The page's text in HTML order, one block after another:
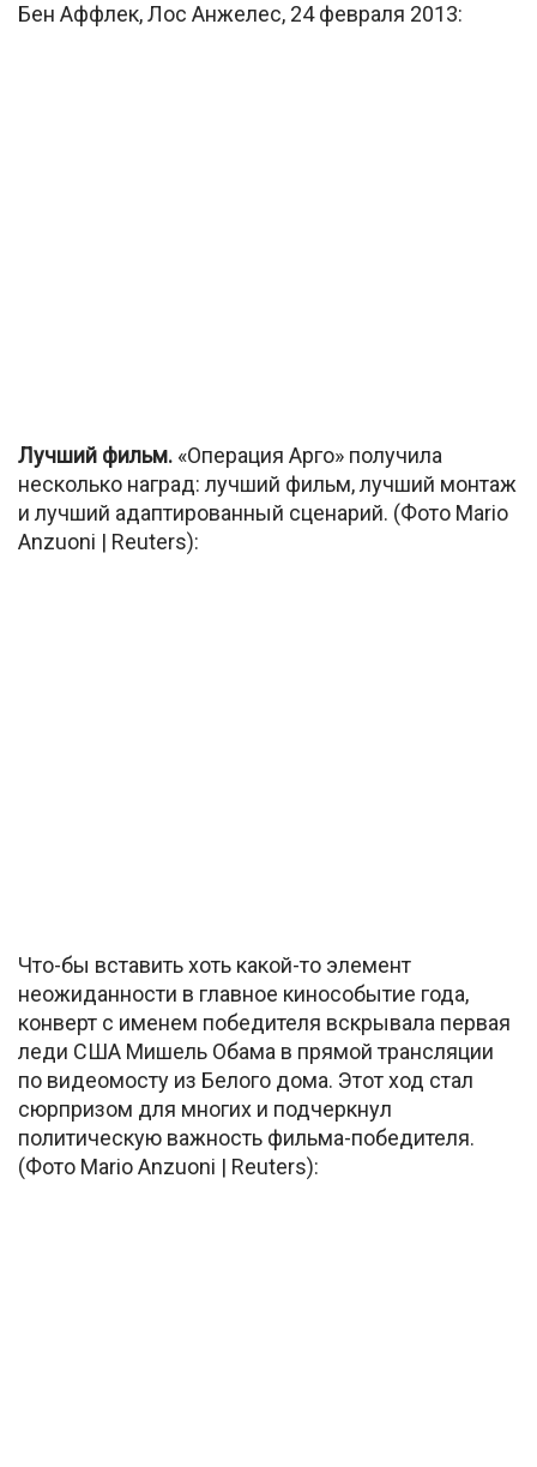
Бен Аффлек, Лос Анжелес, 24 февраля 2013:
Лучший фильм. «Операция Арго» получила
несколько наград: лучший фильм, лучший монтаж
и лучший адаптированный сценарий. (Фото Mario
Anzuoni | Reuters):
Что-бы вставить хоть какой-то элемент
неожиданности в главное кинособытие года,
конверт с именем победителя вскрывала первая
леди США Мишель Обама в прямой трансляции
по видеомосту из Белого дома. Этот ход стал
сюрпризом для многих и подчеркнул
политическую важность фильма-победителя.
(Фото Mario Anzuoni | Reuters):